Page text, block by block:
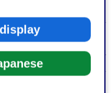
保安係
河区南八幡町10番30